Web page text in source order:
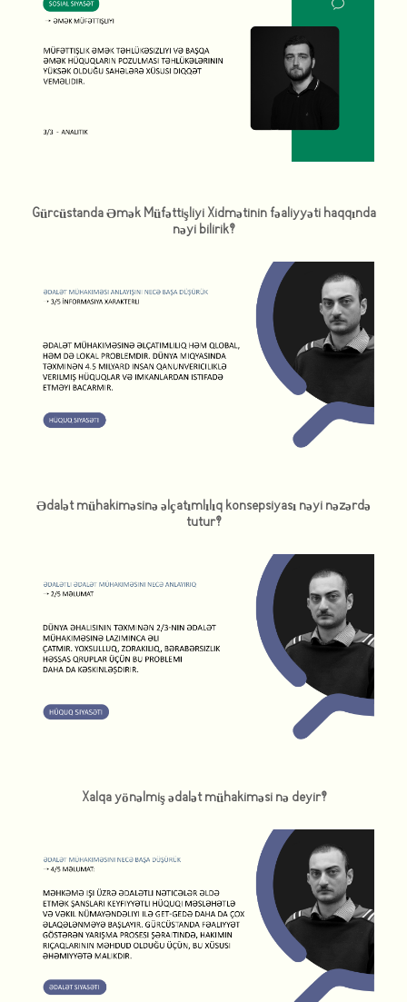
Gürcüstanda Əmək Müfəttişliyi Xidmətinin fəaliyyəti haqqında
nəyi bilirik?
Ədalət mühakiməsinə əlçatımlılıq konsepsiyası nəyi nəzərdə
tutur?
Xalqa yönəlmiş ədalət mühakiməsi nə deyir?